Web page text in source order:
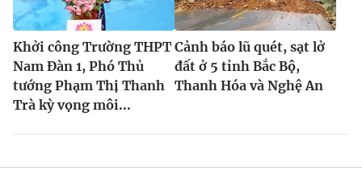
Khởi công Trường THPT
Nam Đàn 1, Phó Thủ
tướng Phạm Thị Thanh
Trà kỳ vọng môi...
Cảnh báo lũ quét, sạt lở
đất ở 5 tỉnh Bắc Bộ,
Thanh Hóa và Nghệ An